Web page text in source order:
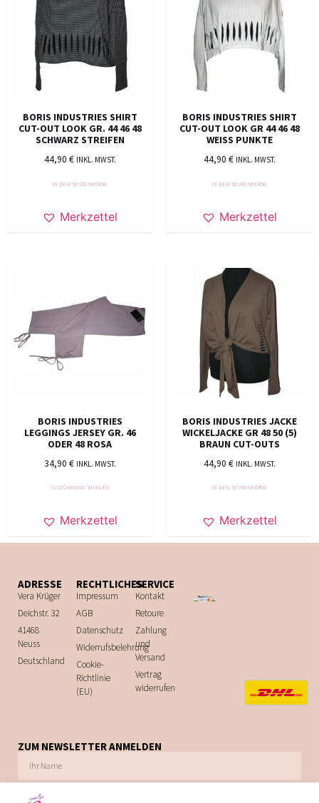
BORIS INDUSTRIES SHIRT
CUT-OUT LOOK GR. 44 46 48
SCHWARZ STREIFEN
44,90 € INKL. MWST.
IN DEN WARENKORB
Merkzettel
BORIS INDUSTRIES SHIRT
CUT-OUT LOOK GR 44 46 48
WEISS PUNKTE
44,90 € INKL. MWST.
IN DEN WARENKORB
Merkzettel
BORIS INDUSTRIES
LEGGINGS JERSEY GR. 46
ODER 48 ROSA
34,90 € INKL. MWST.
AUSFÜHRUNG WÄHLEN
Merkzettel
BORIS INDUSTRIES JACKE
WICKELJACKE GR 48 50 (5)
BRAUN CUT-OUTS
44,90 € INKL. MWST.
IN DEN WARENKORB
Merkzettel
ADRESSE
Vera Krüger
Deichstr. 32
41468
Neuss
Deutschland
RECHTLICHES
Impressum
AGB
Datenschutz
Widerrufsbelehrung
Cookie-
Richtlinie
(EU)
SERVICE
Kontakt
Retoure
Zahlung
und
Versand
Vertrag
widerrufen
ZUM NEWSLETTER ANMELDEN